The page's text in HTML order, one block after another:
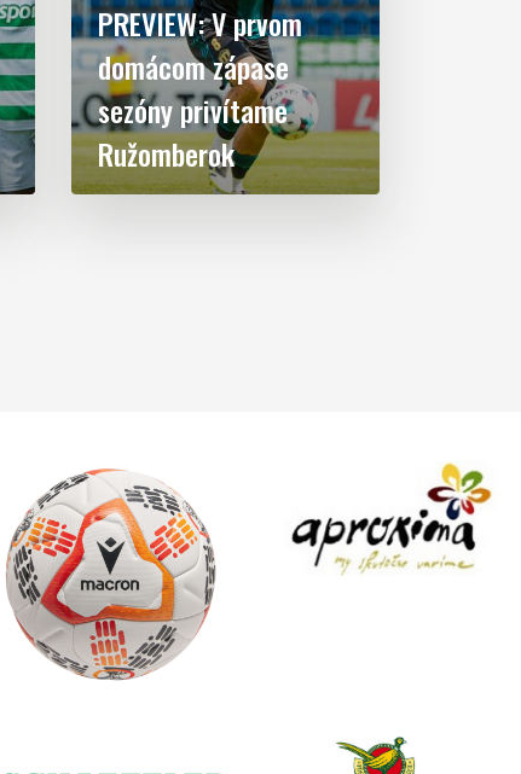
PREVIEW: V prvom
domácom zápase
sezóny privítame
Ružomberok